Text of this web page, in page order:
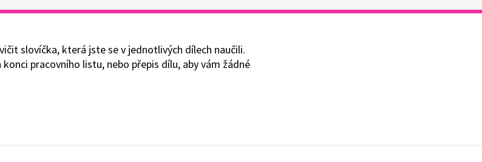
slovíčka, která jste se v jednotlivých dílech naučili.
pracovního listu, nebo přepis dílu, aby vám žádné